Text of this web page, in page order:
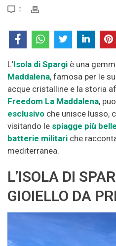
0
L’Isola di Spargi è una
Maddalena, famosa per le
acque cristalline e la storia
Freedom La Maddalena,
esclusivo che unisce lusso,
visitando le spiagge più belle
batterie militari che
mediterranea.
L’ISOLA DI
GIOIELLO DA